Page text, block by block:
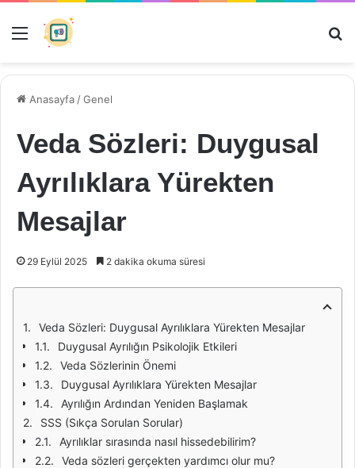
Menü
Anasayfa /Genel
Veda Sözleri: Duygusal
Ayrılıklara Yürekten
Mesajlar
29 Eylül 2025 2 dakika okuma süresi
Veda Sözleri: Duygusal Ayrılıklara Yürekten Mesajlar
Duygusal Ayrılığın Psikolojik Etkileri
Veda Sözlerinin Önemi
Duygusal Ayrılıklara Yürekten Mesajlar
Ayrılığın Ardından Yeniden Başlamak
SSS (Sıkça Sorulan Sorular)
Ayrılıklar sırasında nasıl hissedebilirim?
Veda sözleri gerçekten yardımcı olur mu?